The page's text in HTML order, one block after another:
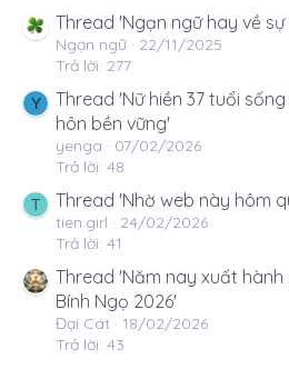
Thread 'Ngạn ngữ hay về
Ngạn ngữ
22/11/2025
Trả lời: 277
Y
Thread 'Nữ hiền 37 tuổi
hôn bền vững'
yenga
07/02/2026
Trả lời: 48
T Thread 'Nhờ web này hôm
tien.girl
24/02/2026
Trả lời: 41
Thread 'Năm nay xuất
Bính Ngọ 2026'
Đại Cát
18/02/2026
Trả lời: 43